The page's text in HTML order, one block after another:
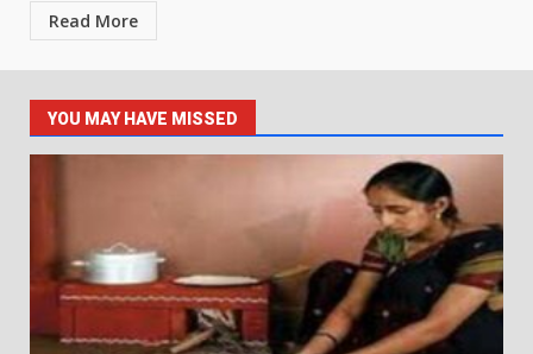
Read More
YOU MAY HAVE MISSED